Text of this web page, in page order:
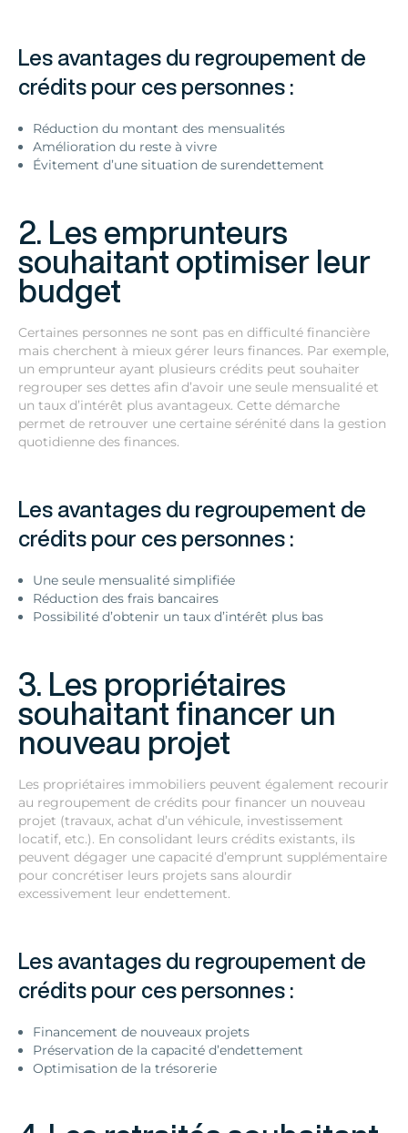
Les avantages du regroupement de
crédits pour ces personnes :
Réduction du montant des mensualités
Amélioration du reste à vivre
Évitement d’une situation de surendettement
2. Les emprunteurs
souhaitant optimiser leur
budget
Certaines personnes ne sont pas en difficulté financière
mais cherchent à mieux gérer leurs finances. Par exemple,
un emprunteur ayant plusieurs crédits peut souhaiter
regrouper ses dettes afin d’avoir une seule mensualité et
un taux d’intérêt plus avantageux. Cette démarche
permet de retrouver une certaine sérénité dans la gestion
quotidienne des finances.
Les avantages du regroupement de
crédits pour ces personnes :
Une seule mensualité simplifiée
Réduction des frais bancaires
Possibilité d’obtenir un taux d’intérêt plus bas
3. Les propriétaires
souhaitant financer un
nouveau projet
Les propriétaires immobiliers peuvent également recourir
au regroupement de crédits pour financer un nouveau
projet (travaux, achat d’un véhicule, investissement
locatif, etc.). En consolidant leurs crédits existants, ils
peuvent dégager une capacité d’emprunt supplémentaire
pour concrétiser leurs projets sans alourdir
excessivement leur endettement.
Les avantages du regroupement de
crédits pour ces personnes :
Financement de nouveaux projets
Préservation de la capacité d’endettement
Optimisation de la trésorerie